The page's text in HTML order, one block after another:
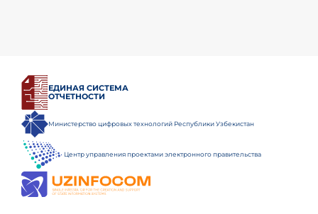
ЕДИНАЯ СИСТЕМА
ОТЧЕТНОСТИ
Министерство цифровых технологий Республики Узбекистан
Центр управления проектами электронного правительства